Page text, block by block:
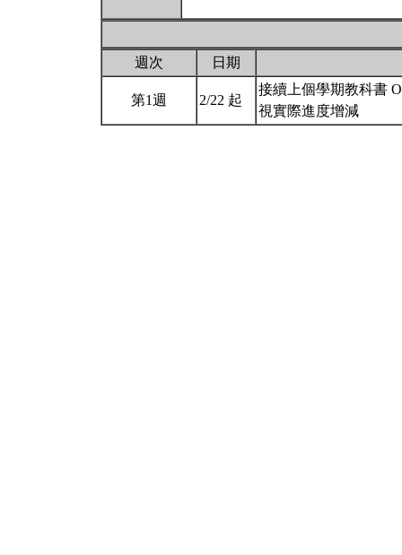
週次 日期
第1週 2/22 起
接續上個學期教科書
視實際進度增減